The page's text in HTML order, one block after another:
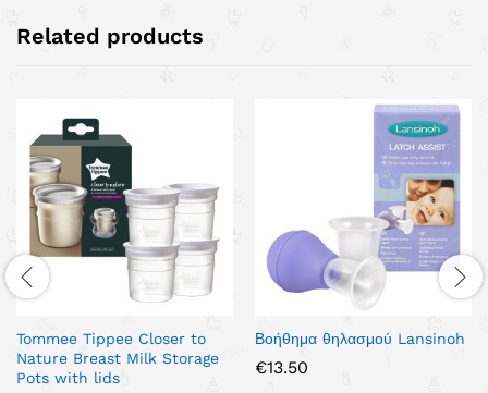
Related products
Tommee Tippee Closer to
Nature Breast Milk Storage
Pots with lids
Βοήθημα θηλασμού Lansinoh
€13.50